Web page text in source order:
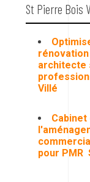
St Pierre Bois
architecte
Villé
pour PMR